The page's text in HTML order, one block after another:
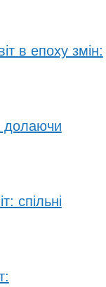
в епоху змін:
долаючи
спільні